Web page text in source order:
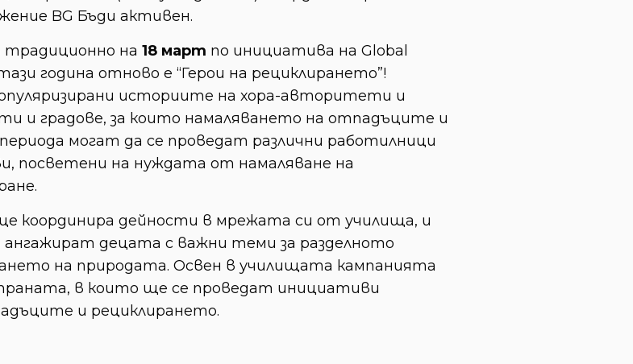
BG Бъди активен.
традиционно на 18 март по инициатива на Global
година отново е “Герои на рециклирането”!
историите на хора-авторитети и
и градове, за които намаляването на отпадъците и
могат да се проведат различни работилници
посветени на нуждата от намаляване на
координира дейности в мрежата си от училища, и
децата с важни теми за разделното
на природата. Освен в училищата кампанията
в които ще се проведат инициативи
и рециклирането.